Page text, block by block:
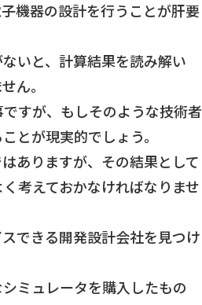
機器の設計を行うことが肝要
いと、計算結果を読み解い
ん。
すが、もしそのような技術者
とが現実的でしょう。
ありますが、その結果として
考えておかなければなりませ
できる開発設計会社を見つけ
ミュレータを購入したもの